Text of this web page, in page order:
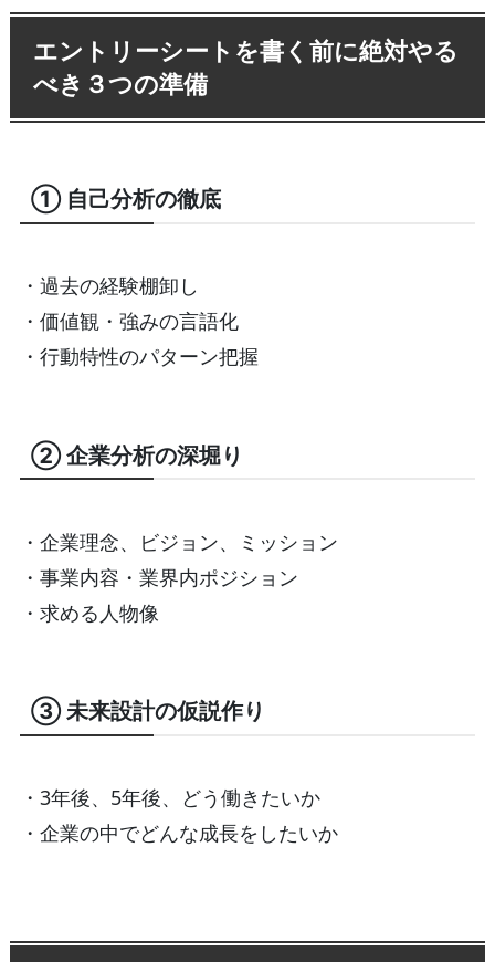
エントリーシートを書く前に絶対やる
べき３つの準備
① 自己分析の徹底
・過去の経験棚卸し
・価値観・強みの言語化
・行動特性のパターン把握
② 企業分析の深堀り
・企業理念、ビジョン、ミッション
・事業内容・業界内ポジション
・求める人物像
③ 未来設計の仮説作り
・3年後、5年後、どう働きたいか
・企業の中でどんな成長をしたいか